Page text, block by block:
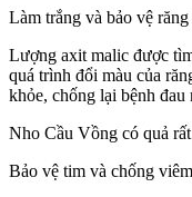
Làm trắng và bảo vệ răng
Lượng axit malic được
quá trình đổi màu của
khỏe, chống lại bệnh đau
Nho Cầu Vồng có quả
Bảo vệ tim và chống viêm